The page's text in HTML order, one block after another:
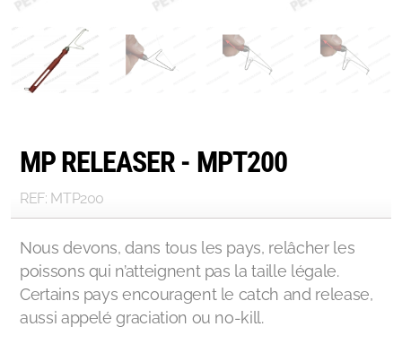
MP RELEASER - MPT200
REF: MTP200
Nous devons, dans tous les pays, relâcher les
poissons qui n’atteignent pas la taille légale.
Certains pays encouragent le catch and release,
aussi appelé graciation ou no-kill.